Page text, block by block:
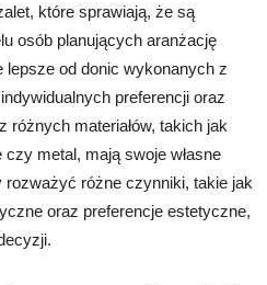
które sprawiają, że są
osób planujących aranżację
od donic wykonanych z
preferencji oraz
różnych materiałów, takich jak
metal, mają swoje własne
rozważyć różne czynniki, takie jak
oraz preferencje estetyczne,